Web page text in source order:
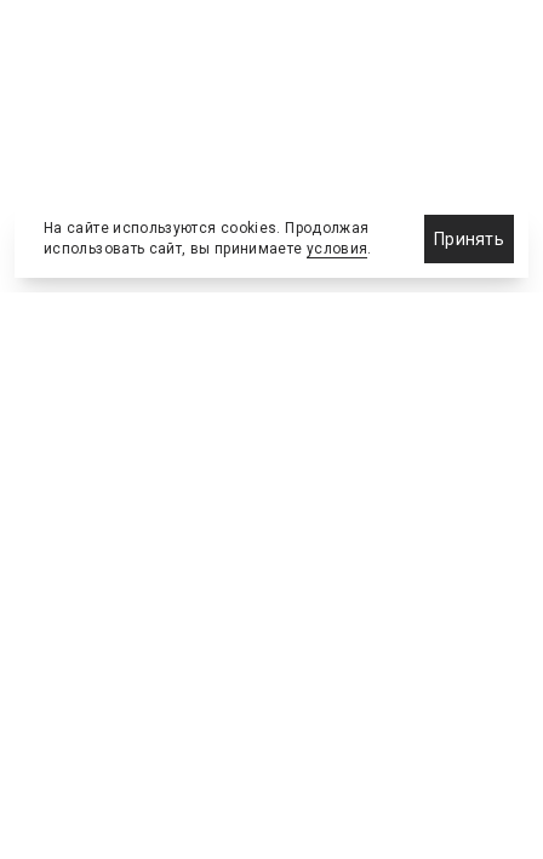
На сайте используются cookies. Продолжая
использовать сайт, вы принимаете условия.
Принять